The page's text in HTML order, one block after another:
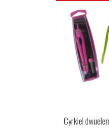
Cyrkiel